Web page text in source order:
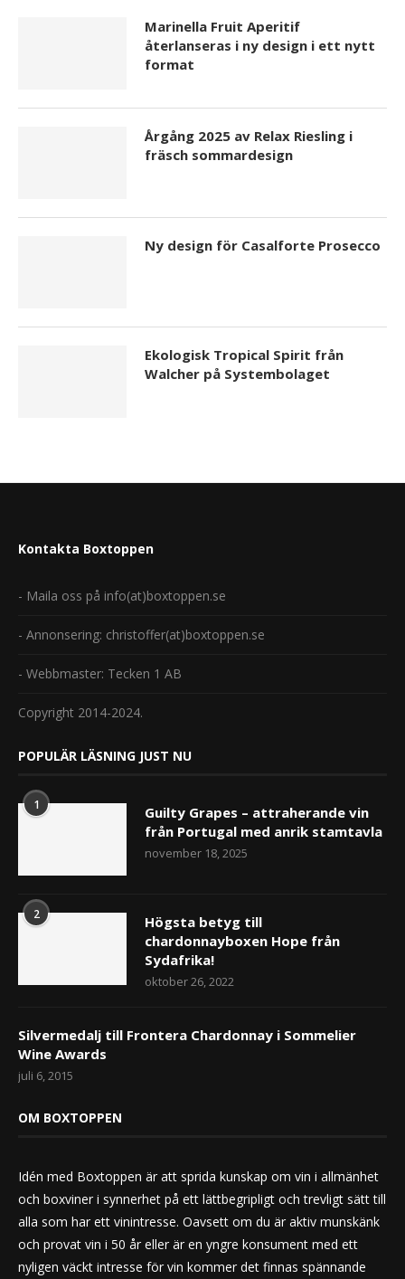
Marinella Fruit Aperitif
återlanseras i ny design i ett nytt
format
Årgång 2025 av Relax Riesling i
fräsch sommardesign
Ny design för Casalforte Prosecco
Ekologisk Tropical Spirit från
Walcher på Systembolaget
Kontakta Boxtoppen
- Maila oss på info(at)boxtoppen.se
- Annonsering: christoffer(at)boxtoppen.se
- Webbmaster: Tecken 1 AB
Copyright 2014-2024.
POPULÄR LÄSNING JUST NU
1
Guilty Grapes – attraherande vin
från Portugal med anrik stamtavla
november 18, 2025
2
Högsta betyg till
chardonnayboxen Hope från
Sydafrika!
oktober 26, 2022
Silvermedalj till Frontera Chardonnay i Sommelier
Wine Awards
juli 6, 2015
OM BOXTOPPEN
Idén med Boxtoppen är att sprida kunskap om vin i allmänhet
och boxviner i synnerhet på ett lättbegripligt och trevligt sätt till
alla som har ett vinintresse. Oavsett om du är aktiv munskänk
och provat vin i 50 år eller är en yngre konsument med ett
nyligen väckt intresse för vin kommer det finnas spännande